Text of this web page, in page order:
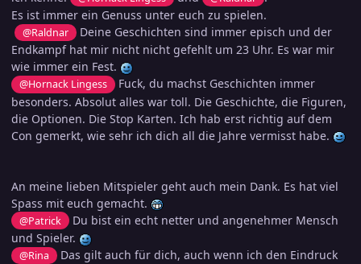
Es ist immer ein Genuss unter euch zu spielen.
@Raldnar
Deine Geschichten sind immer episch und der
Endkampf hat mir nicht nicht gefehlt um 23 Uhr. Es war mir
wie immer ein Fest.
@Hornack Lingess
Fuck, du machst Geschichten immer
besonders. Absolut alles war toll. Die Geschichte, die Figuren,
die Optionen. Die Stop Karten. Ich hab erst richtig auf dem
Con gemerkt, wie sehr ich dich all die Jahre vermisst habe.
An meine lieben Mitspieler geht auch mein Dank. Es hat viel
Spass mit euch gemacht.
@Patrick
Du bist ein echt netter und angenehmer Mensch
und Spieler.
@Rina
Das gilt auch für dich, auch wenn ich den Eindruck